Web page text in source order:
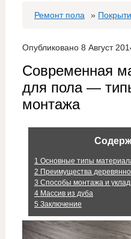
Ремонт пола »
Опубликовано 8 Август
Современная
для пола —
монтажа
1 Основные типы
2 Преимущества
3 Способы монтажа и
4Массив из дуба
5 Заключение